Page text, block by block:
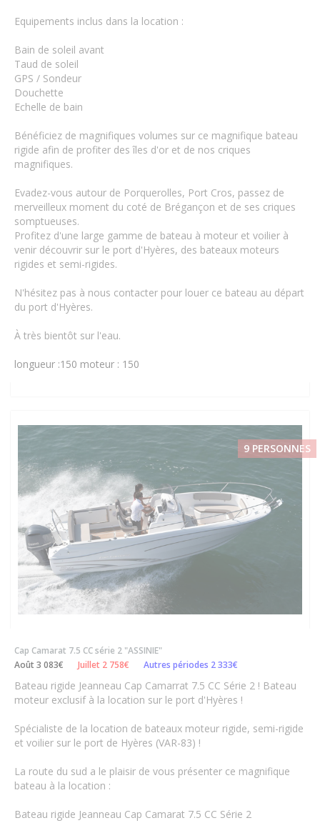
Equipements inclus dans la location :
Bain de soleil avant
Taud de soleil
GPS / Sondeur
Douchette
Echelle de bain
Bénéficiez de magnifiques volumes sur ce magnifique bateau
rigide afin de profiter des îles d'or et de nos criques
magnifiques.
Evadez-vous autour de Porquerolles, Port Cros, passez de
merveilleux moment du coté de Brégançon et de ses criques
somptueuses.
Profitez d'une large gamme de bateau à moteur et voilier à
venir découvrir sur le port d'Hyères, des bateaux moteurs
rigides et semi-rigides.
N'hésitez pas à nous contacter pour louer ce bateau au départ
du port d'Hyères.
À très bientôt sur l'eau.
longueur :150 moteur : 150
9 PERSONNES
Cap Camarat 7.5 CC série 2 "ASSINIE"
Août 3 083€
Juillet 2 758€ Autres périodes 2 333€
Bateau rigide Jeanneau Cap Camarrat 7.5 CC Série 2 ! Bateau
moteur exclusif à la location sur le port d'Hyères !
Spécialiste de la location de bateaux moteur rigide, semi-rigide
et voilier sur le port de Hyères (VAR-83) !
La route du sud a le plaisir de vous présenter ce magnifique
bateau à la location :
Bateau rigide Jeanneau Cap Camarat 7.5 CC Série 2